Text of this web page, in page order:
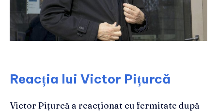
Reacția lui Victor Pițurcă
Victor Pițurcă a reacționat cu fermitate după